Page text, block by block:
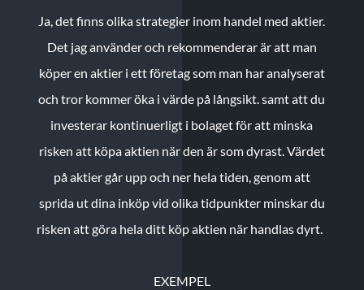
Ja, det finns olika strategier inom handel med aktier.
Det jag använder och rekommenderar är att man
köper en aktier i ett företag som man har analyserat
och tror kommer öka i värde på långsikt. samt att du
investerar kontinuerligt i bolaget för att minska
risken att köpa aktien när den är som dyrast. Värdet
på aktier går upp och ner hela tiden, genom att
sprida ut dina inköp vid olika tidpunkter minskar du
risken att göra hela ditt köp aktien när handlas dyrt.
EXEMPEL